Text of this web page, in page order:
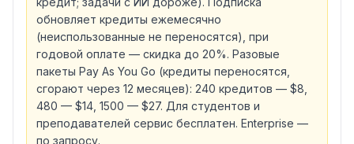
обновляет кредиты ежемесячно
(неиспользованные не переносятся), при
годовой оплате — скидка до 20%. Разовые
пакеты Pay As You Go (кредиты переносятся,
сгорают через 12 месяцев): 240 кредитов — $8,
480 — $14, 1500 — $27. Для студентов и
преподавателей сервис бесплатен. Enterprise —
по запросу.